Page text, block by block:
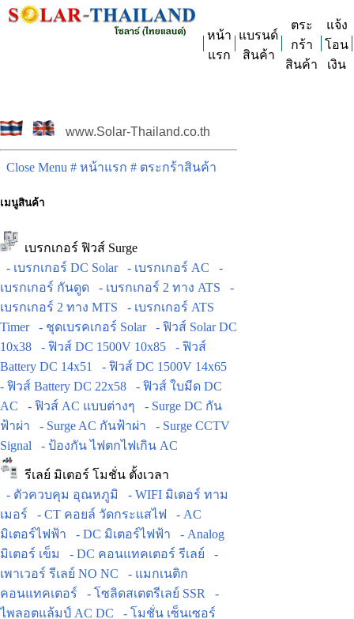
หน้า
แรก
แบรนด์
สินค้า
ตระ
กร้า
สินค้า
แจ้ง
โอน
เงิน
www.Solar-Thailand.co.th
Close Menu # หน้าแรก # ตระกร้าสินค้า
เมนูสินค้า
เบรกเกอร์ ฟิวส์ Surge
- เบรกเกอร์ DC Solar
- เบรกเกอร์ AC
-
เบรกเกอร์ กันดูด
- เบรกเกอร์ 2 ทาง ATS
-
เบรกเกอร์ 2 ทาง MTS
- เบรกเกอร์ ATS
Timer
- ชุดเบรคเกอร์ Solar
- ฟิวส์ Solar DC
10x38
- ฟิวส์ DC 1500V 10x85
- ฟิวส์
Battery DC 14x51
- ฟิวส์ DC 1500V 14x65
- ฟิวส์ Battery DC 22x58
- ฟิวส์ ใบมีด DC
AC
- ฟิวส์ AC แบบต่างๆ
- Surge DC กัน
ฟ้าผ่า
- Surge AC กันฟ้าผ่า
- Surge CCTV
Signal
- ป้องกัน ไฟตกไฟเกิน AC
รีเลย์ มิเตอร์ โมชั่น ตั้งเวลา
- ตัวควบคุม อุณหภูมิ
- WIFI มิเตอร์ ทาม
เมอร์
- CT คอยล์ วัดกระแสไฟ
- AC
มิเตอร์ไฟฟ้า
- DC มิเตอร์ไฟฟ้า
- Analog
มิเตอร์ เข็ม
- DC คอนแทคเตอร์ รีเลย์
-
เพาเวอร์ รีเลย์ NO NC
- แมกเนติก
คอนแทคเตอร์
- โซลิดสเตตรีเลย์ SSR
-
ไพลอตแล้มป์ AC DC
- โมชั่น เซ็นเซอร์